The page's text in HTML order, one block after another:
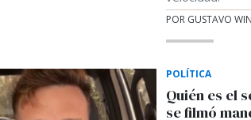
Quién es el
se filmó
En redes